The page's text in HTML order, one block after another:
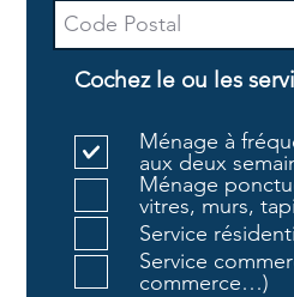
Cochez le ou les
Ménage à
aux deux
Ménage
vitres, murs,
Service
Service
commerce…)